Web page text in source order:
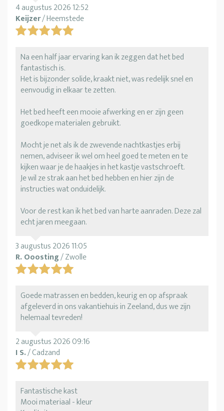
4 augustus 2026 12:52
Keijzer/ Heemstede
Na een half jaar ervaring kan ik zeggen dat het bed
fantastisch is.
Het is bijzonder solide, kraakt niet, was redelijk snel en
eenvoudig in elkaar te zetten.
Het bed heeft een mooie afwerking en er zijn geen
goedkope materialen gebruikt.
Mocht je net als ik de zwevende nachtkastjes erbij
nemen, adviseer ik wel om heel goed te meten en te
kijken waar je de haakjes in het kastje vastschroeft.
Je wil ze strak aan het bed hebben en hier zijn de
instructies wat onduidelijk.
Voor de rest kan ik het bed van harte aanraden. Deze zal
echt jaren meegaan.
3 augustus 2026 11:05
R. Ooosting/ Zwolle
Goede matrassen en bedden, keurig en op afspraak
afgeleverd in ons vakantiehuis in Zeeland, dus we zijn
helemaal tevreden!
2 augustus 2026 09:16
I S./ Cadzand
Fantastische kast
Mooi materiaal - kleur